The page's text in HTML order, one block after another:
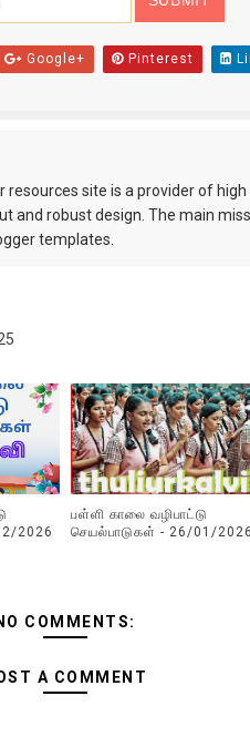
Google+ Pinterest
resources site is a provider of
and robust design. The main
templates.
2026
பள்ளி காலை வழிபாட்டு
செயல்பாடுகள் - 26/01/2026
COMMENTS:
A COMMENT